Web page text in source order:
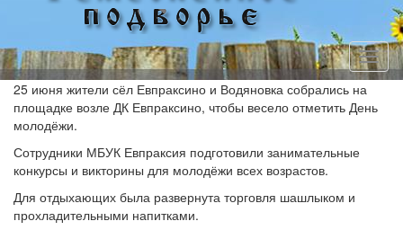
25 июня жители сёл Евпраксино и Водяновка собрались на
площадке возле ДК Евпраксино, чтобы весело отметить День
молодёжи.
Сотрудники МБУК Евпраксия подготовили занимательные
конкурсы и викторины для молодёжи всех возрастов.
Для отдыхающих была развернута торговля шашлыком и
прохладительными напитками.